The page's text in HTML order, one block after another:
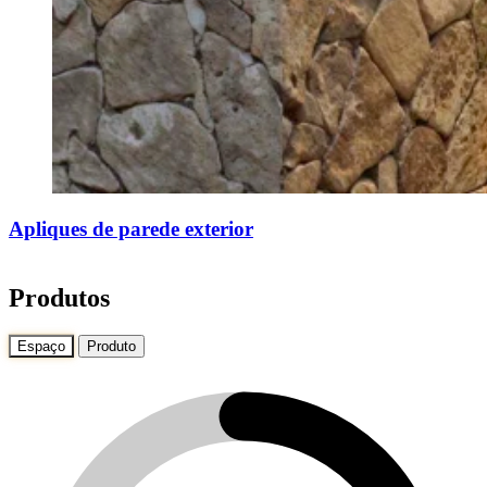
Apliques de parede exterior
Produtos
Espaço Produto